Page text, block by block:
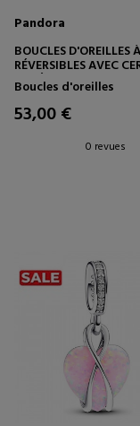
Pandora
BOUCLES D'OREILLES
RÉVERSIBLES AVEC
PAVÉ ET LOGO
Boucles d'oreilles
53,00 €
0 revues